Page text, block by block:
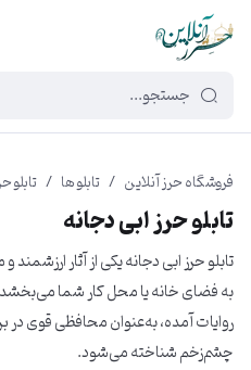
3da2-4422-bb12-2566cb5b8b05
فروشگاه حرز آنلاین / تابلو ها / تابلو
تابلو حرز ابی دجانه
تابلو حرز ابی دجانه یکی از آثار
به فضای خانه یا محل کار شما
روایات آمده، به‌عنوان محافظی قوی در
چشم‌زخم شناخته می‌شود.